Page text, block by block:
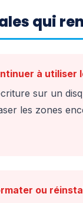
qui
à utiliser
sur un
les zones
ou